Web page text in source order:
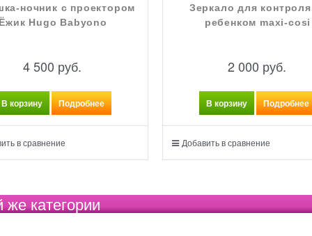
ночник с проектором
Ёжик Hugo Babyono
4 500 руб.
В корзину Подробнее
в сравнение
Зеркало для
ребенком maxi-cosi
2 000 руб.
В корзину Подробнее
Добавить в сравнение
же категории